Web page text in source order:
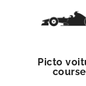
Picto
course